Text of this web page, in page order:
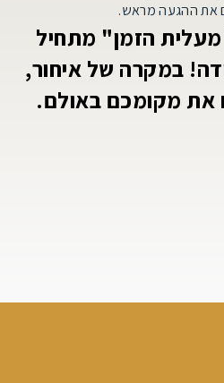
את ההגעה מראש.
הזמן" מתחיל
במקרה של איחור,
את מקומכם באולם.